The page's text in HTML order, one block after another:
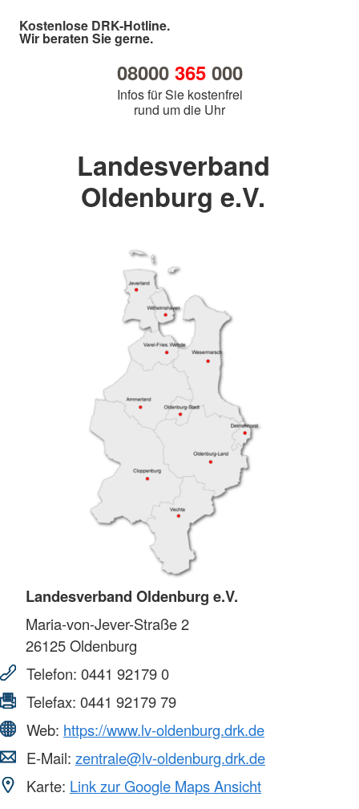
Kostenlose DRK-Hotline.
Wir beraten Sie gerne.
08000 365000
Infos für Sie kostenfrei
rund um die Uhr
Landesverband
Oldenburg e.V.
Landesverband Oldenburg e.V.
Maria-von-Jever-Straße 2
26125Oldenburg
Telefon: 0441 92179 0
Telefax: 0441 92179 79
Web: https://www.lv-oldenburg.drk.de
E-Mail: zentrale@lv-oldenburg.drk.de
Karte: Link zur Google Maps Ansicht